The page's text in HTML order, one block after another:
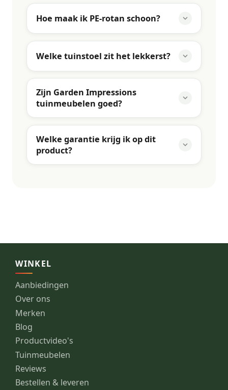
Hoe maak ik PE-rotan schoon?
Welke tuinstoel zit het lekkerst?
Zijn Garden Impressions
tuinmeubelen goed?
Welke garantie krijg ik op dit
product?
WINKEL
Aanbiedingen
Over ons
Merken
Blog
Productvideo's
Tuinmeubelen
Reviews
Bestellen & leveren